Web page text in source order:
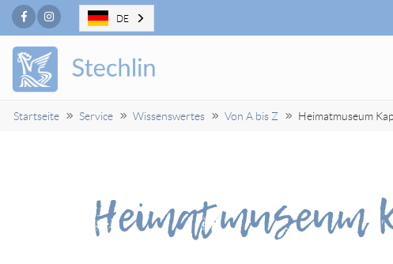
FacebookInstagram
Startseite Service Wissenswertes Von A bis Z Heimatmuseum
Heimatmuseum
DE